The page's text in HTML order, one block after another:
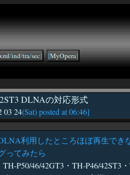
/ind/tra/sec] [MyOpera]
DLNAの対応形式
03 24(Sat) posted at 06:46]
利用したところほぼ再生でき
ってみたら
TH-P50/46/42GT3・TH-P46/